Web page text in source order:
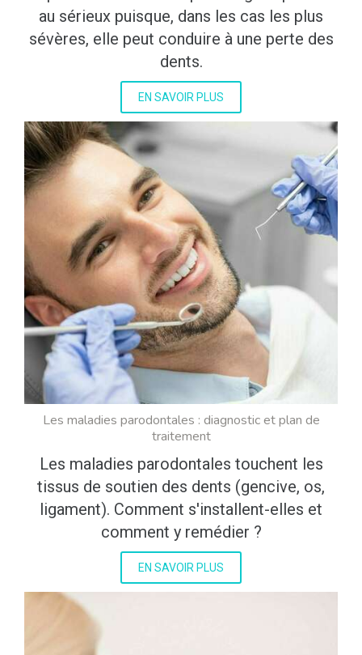
au sérieux puisque, dans les cas les plus
sévères, elle peut conduire à une perte des
dents.
EN SAVOIR PLUS
Les maladies parodontales : diagnostic et plan de
traitement
Les maladies parodontales touchent les
tissus de soutien des dents (gencive, os,
ligament). Comment s'installent-elles et
comment y remédier ?
EN SAVOIR PLUS